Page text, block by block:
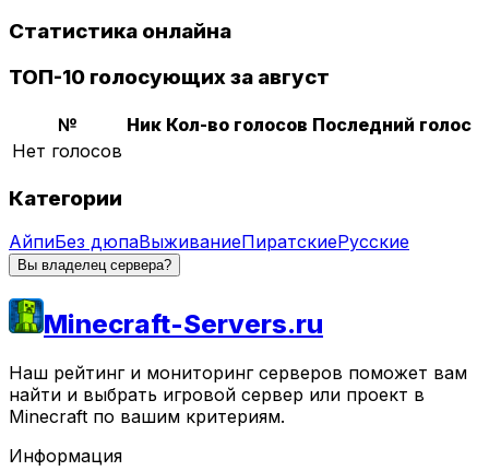
Статистика онлайна
ТОП-10 голосующих за август
№ Ник Кол-во голосов Последний голос
Нет голосов
Категории
АйпиБез дюпаВыживаниеПиратскиеРусские
Вы владелец сервера?
Minecraft-Servers.ru
Наш рейтинг и мониторинг серверов поможет вам
найти и выбрать игровой сервер или проект в
Minecraft по вашим критериям.
Информация